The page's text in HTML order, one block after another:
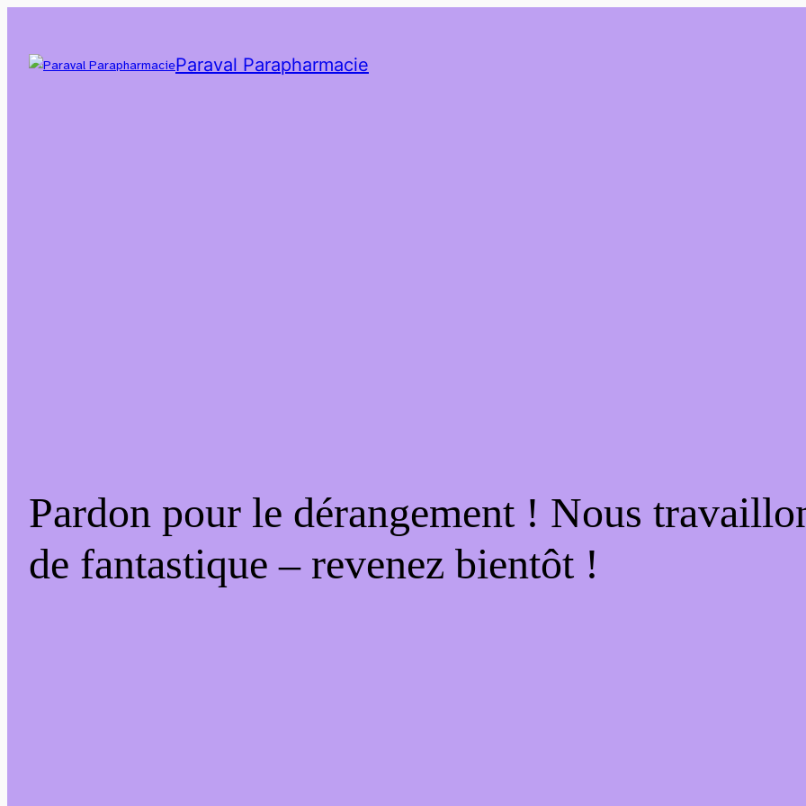
Paraval Parapharmacie
Pardon pour le dérangement ! Nous
de fantastique – revenez bientôt !